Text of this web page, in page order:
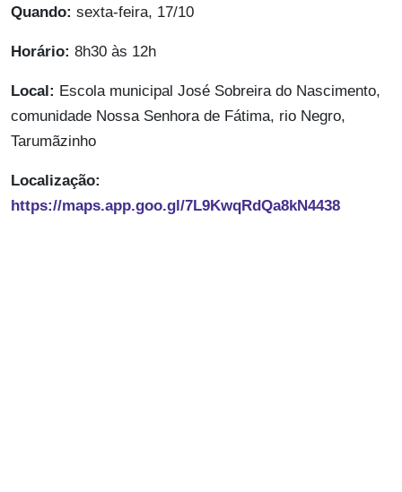
Quando: sexta-feira, 17/10
Horário: 8h30 às 12h
Local: Escola municipal José Sobreira do Nascimento,
comunidade Nossa Senhora de Fátima, rio Negro,
Tarumãzinho
Localização:
https://maps.app.goo.gl/7L9KwqRdQa8kN4438